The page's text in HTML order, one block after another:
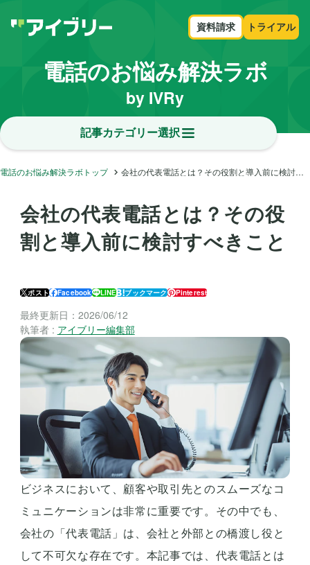
資料請求 トライアル
電話のお悩み解決ラボ
by IVRy
記事カテゴリー選択
電話のお悩み解決ラボトップ 会社の代表電話とは？その役割と導入前に検討すべきこと
会社の代表電話とは？その役
割と導入前に検討すべきこと
ポスト Facebook LINE ブックマーク Pinterest
最終更新日： 2026/06/12
執筆者 : アイブリー編集部
ビジネスにおいて、顧客や取引先とのスムーズなコ
ミュニケーションは非常に重要です。その中でも、
会社の「代表電話」は、会社と外部との橋渡し役と
して不可欠な存在です。本記事では、代表電話とは